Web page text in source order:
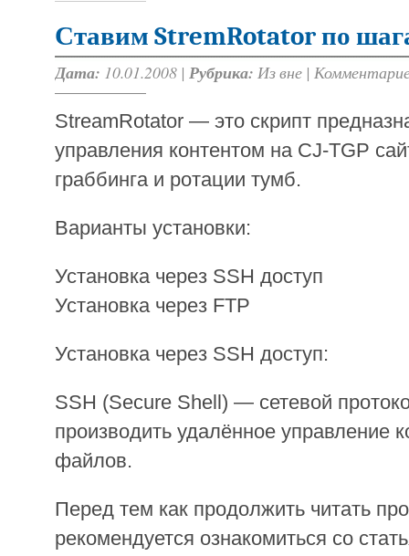
Ставим StremRotator по
Дата: 10.01.2008 | Рубрика: Из вне |
StreamRotator — это скрипт
управления контентом на CJ-TGP
граббинга и ротации тумб.
Варианты установки:
Установка через SSH доступ
Установка через FTP
Установка через SSH доступ:
SSH (Secure Shell) — сетевой
производить удалённое управление
файлов.
Перед тем как продолжить читать
рекомендуется ознакомиться со